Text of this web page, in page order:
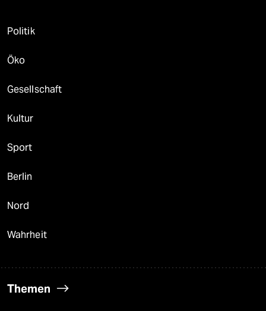
Politik
Öko
Gesellschaft
Kultur
Sport
Berlin
Nord
Wahrheit
Themen